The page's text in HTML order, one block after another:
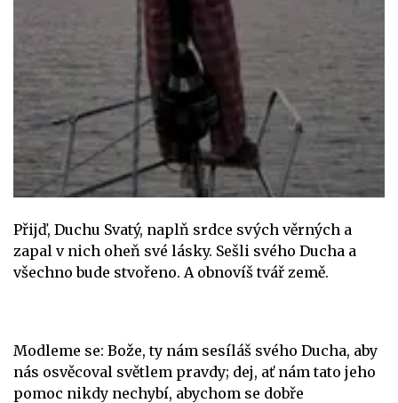
Přijď, Duchu Svatý, naplň srdce svých věrných a
zapal v nich oheň své lásky. Sešli svého Ducha a
všechno bude stvořeno. A obnovíš tvář země.
Modleme se: Bože, ty nám sesíláš svého Ducha, aby
nás osvěcoval světlem pravdy; dej, ať nám tato jeho
pomoc nikdy nechybí, abychom se dobře